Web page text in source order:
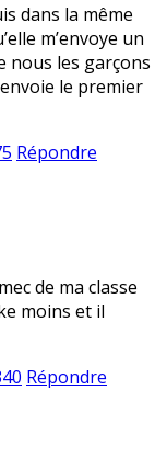
dans la même
m’envoye un
nous les garçons
le premier
Répondre
de ma classe
moins et il
Répondre